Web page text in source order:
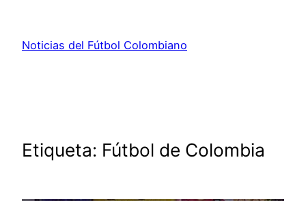
contenido
Noticias del Fútbol Colombiano
Etiqueta: Fútbol de Colombia